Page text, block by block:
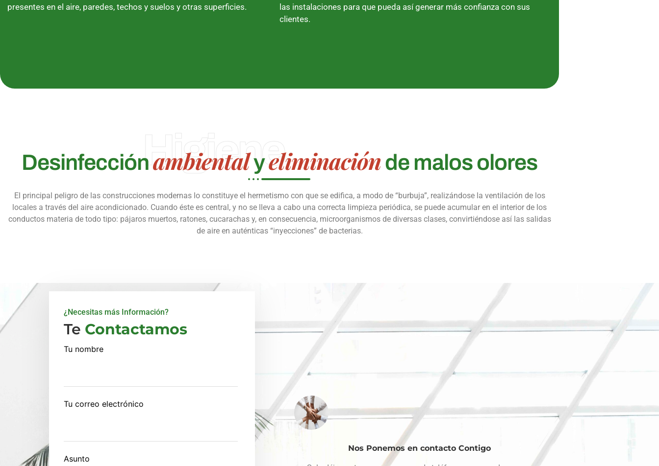
presentes en el aire, paredes, techos y suelos y otras superficies.
las instalaciones para que pueda así generar más confianza con sus
clientes.
Higiene
Desinfecciónambientalyeliminación de malos olores
El principal peligro de las construcciones modernas lo constituye el hermetismo con que se edifica, a modo de “burbuja”, realizándose la ventilación de los
locales a través del aire acondicionado. Cuando éste es central, y no se lleva a cabo una correcta limpieza periódica, se puede acumular en el interior de los
conductos materia de todo tipo: pájaros muertos, ratones, cucarachas y, en consecuencia, microorganismos de diversas clases, convirtiéndose así las salidas
de aire en auténticas “inyecciones” de bacterias.
¿Necesitas más Información?
Te Contactamos
Tu nombre
Tu correo electrónico
Asunto
Nos Ponemos en contacto Contigo